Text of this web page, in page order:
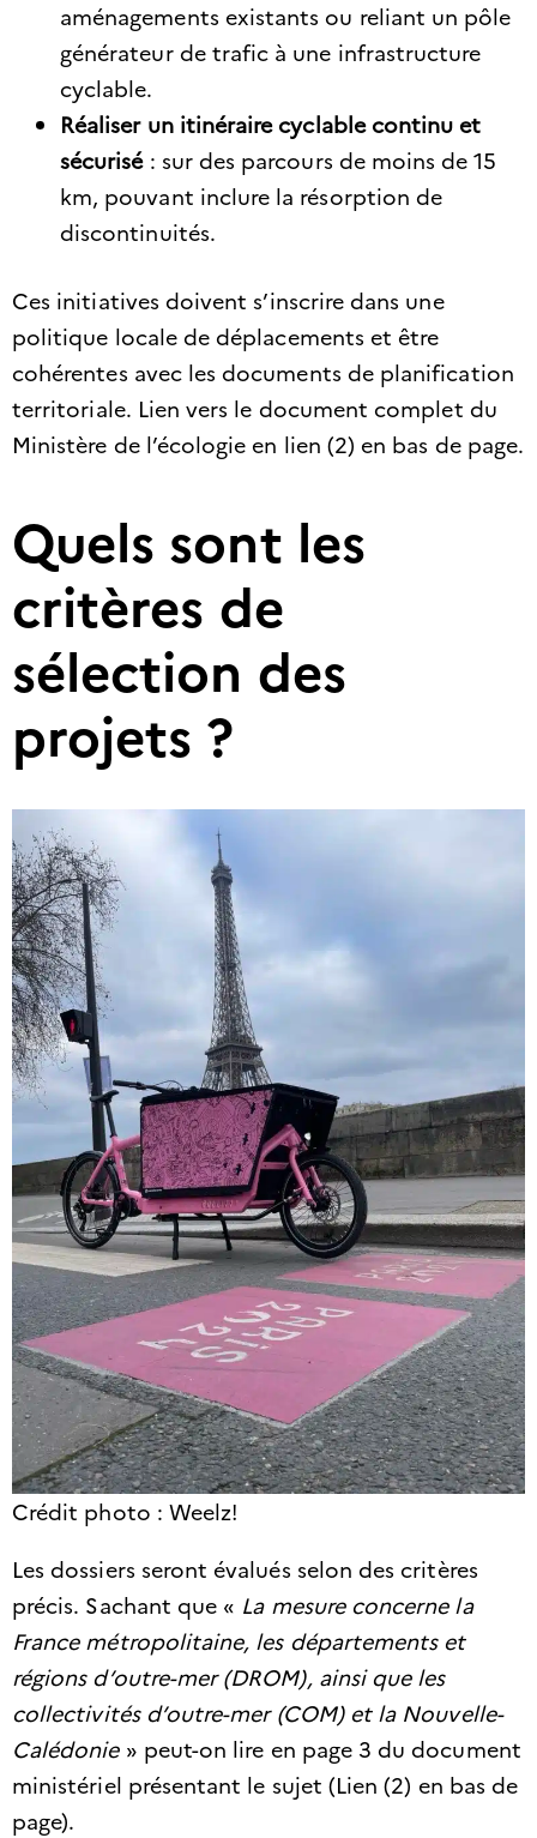
aménagements existants ou reliant un pôle
générateur de trafic à une infrastructure
cyclable.​
Réaliser un itinéraire cyclable continu et
sécurisé: sur des parcours de moins de 15
km, pouvant inclure la résorption de
discontinuités.​
Ces initiatives doivent s’inscrire dans une
politique locale de déplacements et être
cohérentes avec les documents de planification
territoriale. Lien vers le document complet du
Ministère de l’écologie en lien (2) en bas de page.
Quels sont les
critères de
sélection des
projets ?
Crédit photo : Weelz!
Les dossiers seront évalués selon des critères
précis. Sachant que « La mesure concerne la
France métropolitaine, les départements et
régions d’outre-mer (DROM), ainsi que les
collectivités d’outre-mer (COM) et la Nouvelle-
Calédonie» peut-on lire en page 3 du document
ministériel présentant le sujet (Lien (2) en bas de
page).